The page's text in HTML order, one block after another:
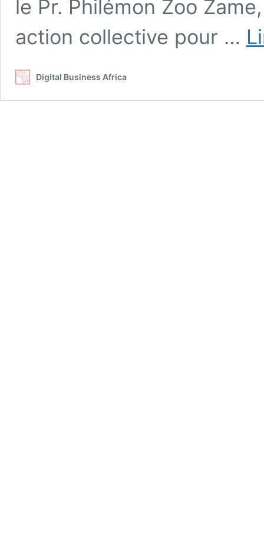
le Pr. Philémon Zoo
action collective pour …
Digital Business Africa